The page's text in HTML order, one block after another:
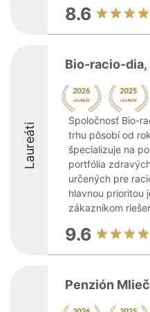
8.6
Laureáti
Bio-racio-dia,
Spoločnosť Bio-
trhu pôsobí od
špecializuje na
portfólia
určených pre
hlavnou prioritou
zákazníkom
9.6
Penzión